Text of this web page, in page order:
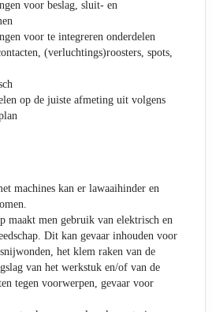
voor beslag, sluit- en
voor te integreren onderdelen
(verluchtings)roosters, spots,
op de juiste afmeting uit volgens
machines kan er lawaaihinder en
maakt men gebruik van elektrisch en
Dit kan gevaar inhouden voor
het klem raken van de
van het werkstuk en/of van de
tegen voorwerpen, gevaar voor